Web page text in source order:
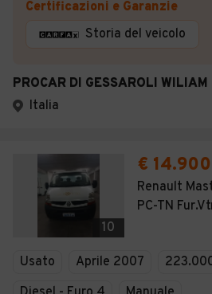
Certificazioni e Garanzie
Storia del veicolo
PROCAR DI GESSAROLI WILIAM
Italia
10
€ 14.900
Renault
PC-TN
Usato Aprile 2007